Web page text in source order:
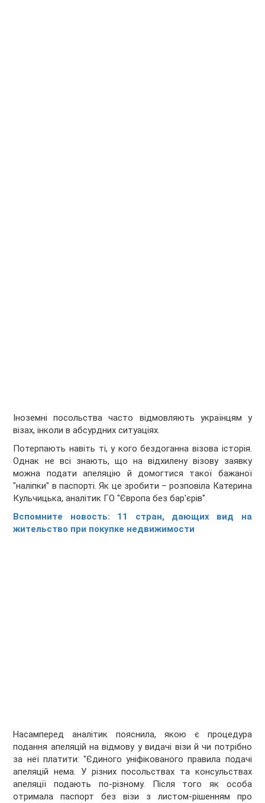
Іноземні посольства часто відмовляють українцям у
візах, інколи в абсурдних ситуаціях.
Потерпають навіть ті, у кого бездоганна візова історія.
Однак не всі знають, що на відхилену візову заявку
можна подати апеляцію й домогтися такої бажаної
"наліпки" в паспорті. Як це зробити – розповіла Катерина
Кульчицька, аналітик ГО "Європа без бар'єрів".
Вспомните новость: 11 стран, дающих вид на
жительство при покупке недвижимости
Насамперед аналітик пояснила, якою є процедура
подання апеляцій на відмову у видачі візи й чи потрібно
за неї платити: "Єдиного уніфікованого правила подачі
апеляцій нема. У різних посольствах та консульствах
апеляції подають по-різному. Після того як особа
отримала паспорт без візи з листом-рішенням про